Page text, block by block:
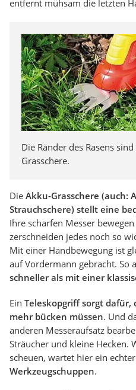
entfernt mühsam die letzten
Die Ränder des Rasens
Grasschere.
Die Akku-Grasschere (auch:
Strauchschere) stellt eine
Ihre scharfen Messer
zerschneiden jedes noch so
Mit einer Handbewegung ist
auf Vordermann gebracht. So
schneller als mit einer
Ein Teleskopgriff sorgt dafür,
mehr bücken müssen. Und
anderen Messeraufsatz
Sträucher und kleine Hecken.
scheuen, wartet hier ein echter
Werkzeugschuppen.